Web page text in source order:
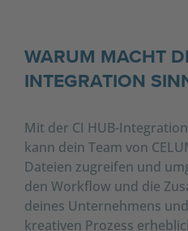
WARUM MACHT
INTEGRATION
Mit der CI HUB-
kann dein Team von
Dateien zugreifen und
den Workflow und die
deines Unternehmens
kreativen Prozess